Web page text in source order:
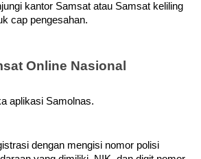
kantor Samsat atau Samsat keliling
cap pengesahan.
Online Nasional
aplikasi Samolnas.
dengan mengisi nomor polisi